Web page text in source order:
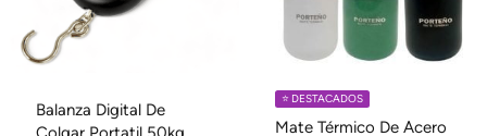
Balanza Digital De
⭐️ DESTACADOS
Mate Térmico De Acero